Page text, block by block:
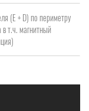
(Е + D) по периметру
т.ч. магнитный